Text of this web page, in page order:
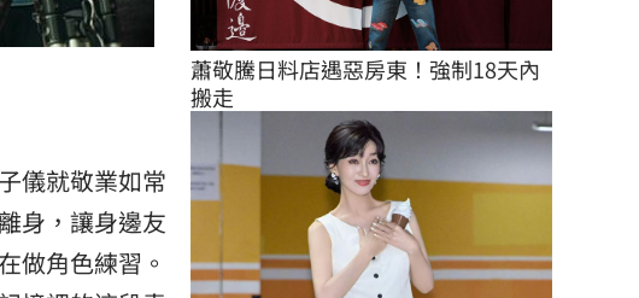
儀就敬業如常
身，讓身邊友
做角色練習。
蕭敬騰日料店遇惡房東！強制18天內
搬走